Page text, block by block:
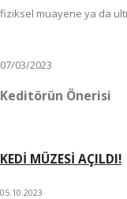
fiziksel muayene ya da
07/03/2023
Keditörün Önerisi
KEDİ MÜZESİ AÇILDI!
05.10.2023